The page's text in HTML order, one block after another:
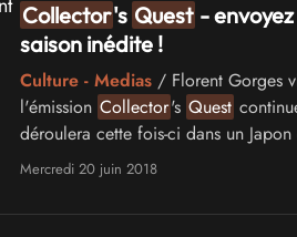
Collector's Quest -
saison inédite !
Culture - Medias/ Florent Gorges
l'émission Collector's Quest
déroulera cette fois-ci dans un
enfouis !
Mercredi 20 juin 2018